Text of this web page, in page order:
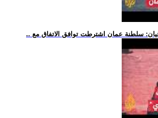
سلطنة عمان اشترطت توافق الاتفاق مع